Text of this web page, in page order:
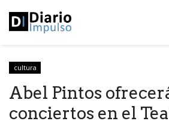
cultura
Abel Pintos
conciertos en el